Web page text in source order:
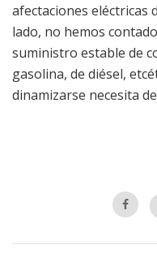
afectaciones
lado, no hemos
suministro estable de
gasolina, de diésel,
dinamizarse necesita